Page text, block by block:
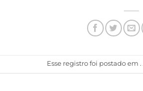
Esse registro foi postado em .